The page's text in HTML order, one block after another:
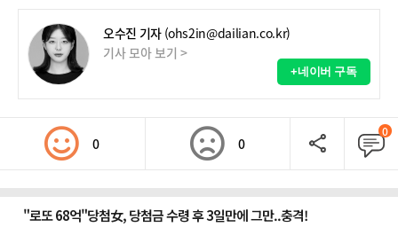
오수진 기자 (ohs2in@dailian.co.kr)
기사 모아 보기 >
+네이버 구독
0 0
0